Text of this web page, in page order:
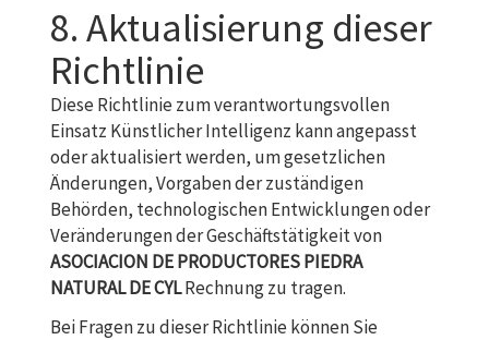
8. Aktualisierung dieser
Richtlinie
Diese Richtlinie zum verantwortungsvollen
Einsatz Künstlicher Intelligenz kann angepasst
oder aktualisiert werden, um gesetzlichen
Änderungen, Vorgaben der zuständigen
Behörden, technologischen Entwicklungen oder
Veränderungen der Geschäftstätigkeit von
ASOCIACION DE PRODUCTORES PIEDRA
NATURAL DE CYLRechnung zu tragen.
Bei Fragen zu dieser Richtlinie können Sie